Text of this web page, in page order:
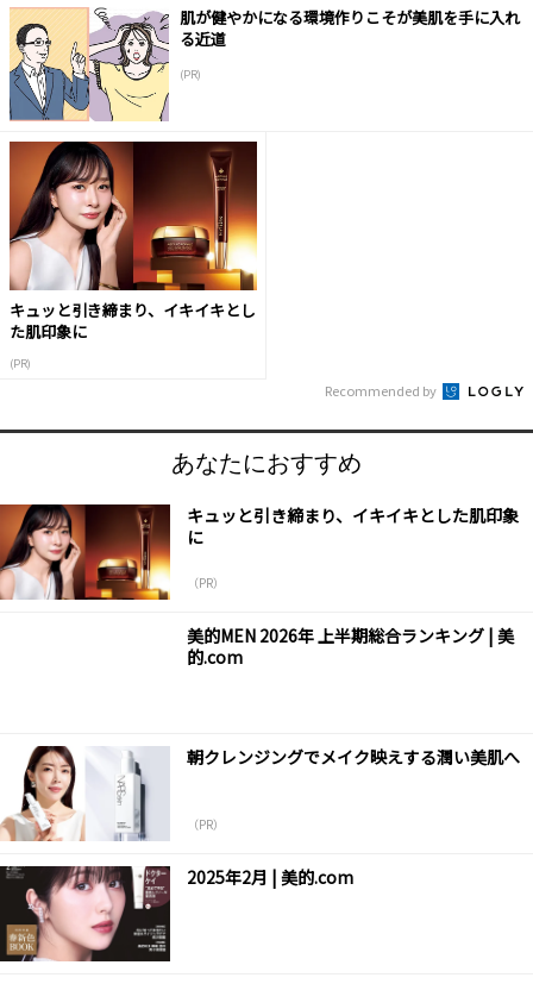
肌が健やかになる環境作りこそが美肌を手に入れ
る近道
(PR)
キュッと引き締まり、イキイキとし
た肌印象に
(PR)
Recommended by
あなたにおすすめ
キュッと引き締まり、イキイキとした肌印象
に
（PR）
美的MEN 2026年 上半期総合ランキング | 美
的.com
朝クレンジングでメイク映えする潤い美肌へ
（PR）
2025年2月 | 美的.com